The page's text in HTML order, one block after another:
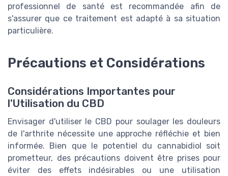
professionnel de santé est recommandée afin de
s'assurer que ce traitement est adapté à sa situation
particulière.
Précautions et Considérations
Considérations Importantes pour
l'Utilisation du CBD
Envisager d'utiliser le CBD pour soulager les douleurs
de l'arthrite nécessite une approche réfléchie et bien
informée. Bien que le potentiel du cannabidiol soit
prometteur, des précautions doivent être prises pour
éviter des effets indésirables ou une utilisation